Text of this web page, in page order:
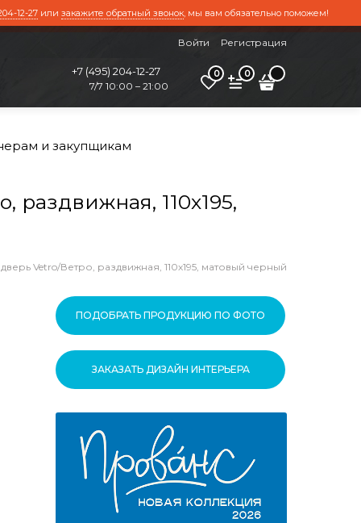
12-27 или закажите обратный звонок, мы вам обязательно поможем!
Войти Регистрация
+7 (495) 204-12-27
7/7 10:00 – 21:00
0 0
и закупщикам
раздвижная, 110х195,
Vetro/Ветро, раздвижная, 110х195, матовый черный
ПОДОБРАТЬ ПРОДУКЦИЮ ПО ФОТО
ЗАКАЗАТЬ ДИЗАЙН ИНТЕРЬЕРА